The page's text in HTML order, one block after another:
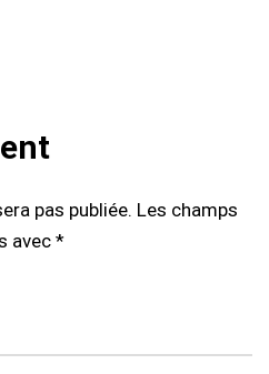
pas publiée. Les champs
avec *